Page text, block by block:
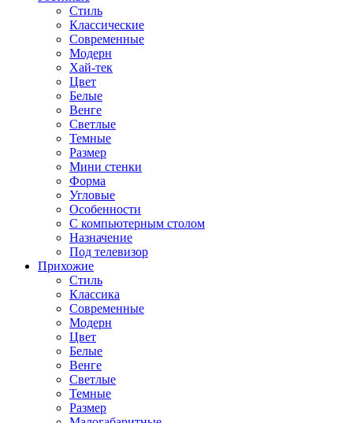
Стиль
Классические
Современные
Модерн
Хай-тек
Цвет
Белые
Венге
Светлые
Темные
Размер
Мини стенки
Форма
Угловые
Особенности
С компьютерным столом
Назначение
Под телевизор
Прихожие
Стиль
Классика
Современные
Модерн
Цвет
Белые
Венге
Светлые
Темные
Размер